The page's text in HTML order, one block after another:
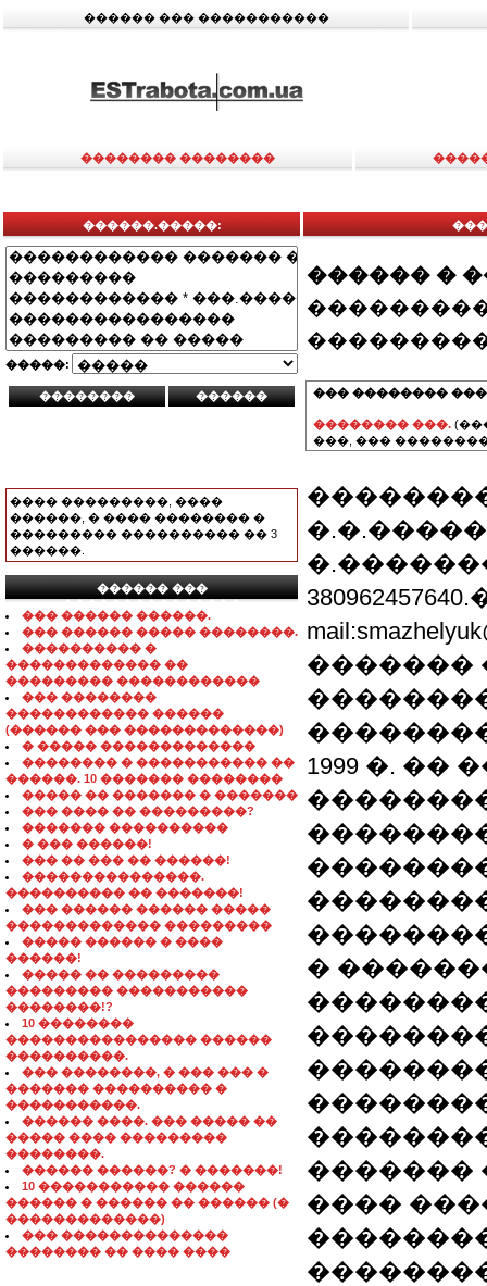
������ ��� �����������
�������� ��������
������.�����:
�����:
���� ���������, ����
������, � ���� �������� �
��������� ���������� �� 3
������.
������ ���
���������������
��� ������ ������.
��� ������ ����� ��������.
���������� �
������������� ��
��������� ������������
��� ��������
������������ ������
(������ ��� �������������)
� ����� �������������
�������� � ����������� ��
������. 10 ������� ��������
����� �� ������� � �������
��� ���� �� ���������?
������� ����������
� ��� ������!
��� �� ��� �� ������!
���������������.
���������� �� �������!
��� ������ ������ �����
������������� ���������
����� ������ � ����
������!
����� �� ���������
��������� �����������
��������!?
10 ��������
���������������� ������
����������.
��� ��������, � ��� ��� �
������� ���������� �
�����������.
������ ����. ��� ����� ��
����� ���� ���������
��������.
������ ������? � �������!
10 ����������� ������
������ � ������ �� ������ (�
�������������)
��� ��������������
�������� �� ���� ����
������ �
��� ��������
�������� ���.
���, ���
��������
�������
1999 �.
�
�������
����